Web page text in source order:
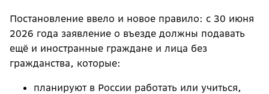
Постановление ввело и новое правило: с 30 июня
2026 года заявление о въезде должны подавать
ещё и иностранные граждане и лица без
гражданства, которые:
планируют в России работать или учиться,